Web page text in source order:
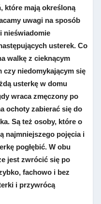
które mają określoną
uwagi na sposób
nieświadomie
usterek. Co
walkę z cieknącym
czy niedomykającym się
usterkę w domu
wraca zmęczony po
ochoty zabierać się do
Są też osoby, które o
najmniejszego pojęcia i
pogłębić. W obu
jest zwrócić się po
fachowo i bez
i przywrócą